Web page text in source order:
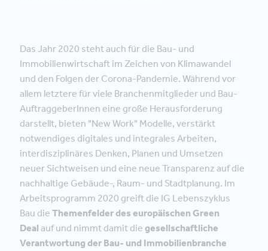
Das Jahr 2020 steht auch für die Bau- und
Immobilienwirtschaft im Zeichen von Klimawandel
und den Folgen der Corona-Pandemie. Während vor
allem letztere für viele Branchenmitglieder und Bau-
AuftraggeberInnen eine große Herausforderung
darstellt, bieten "New Work" Modelle, verstärkt
notwendiges digitales und integrales Arbeiten,
interdisziplinäres Denken, Planen und Umsetzen
neuer Sichtweisen und eine neue Transparenz auf die
nachhaltige Gebäude-, Raum- und Stadtplanung. Im
Arbeitsprogramm 2020 greift die IG Lebenszyklus
Bau die Themenfelder des europäischen Green
Deal auf und nimmt damit die gesellschaftliche
Verantwortung der Bau- und Immobilienbranche